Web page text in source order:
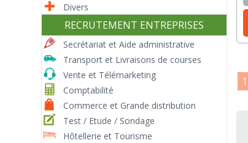
1
Divers
RECRUTEMENT ENTREPRISES
Secrétariat et Aide administrative
Transport et Livraisons de courses
Vente et Télémarketing
Comptabilité
Commerce et Grande distribution
Test / Etude / Sondage
Hôtellerie et Tourisme